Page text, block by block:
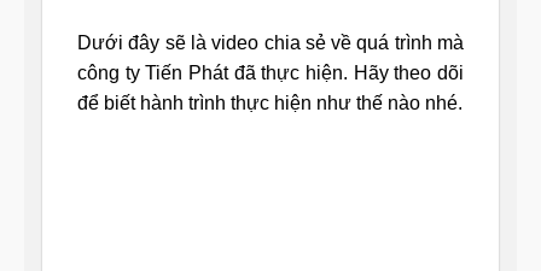
Dưới đây sẽ là video chia sẻ về quá trình mà
công ty Tiến Phát đã thực hiện. Hãy theo dõi
để biết hành trình thực hiện như thế nào nhé.